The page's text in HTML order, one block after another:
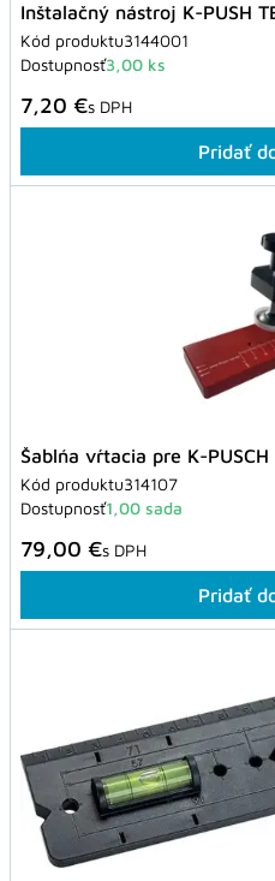
Inštalačný nástroj K-PUSH
Kód produktu3144001
Dostupnosť3,00 ks
7,20 €s DPH
Pridať
Šablńa vŕtacia pre K-
Kód produktu314107
Dostupnosť1,00 sada
79,00 €s DPH
Pridať